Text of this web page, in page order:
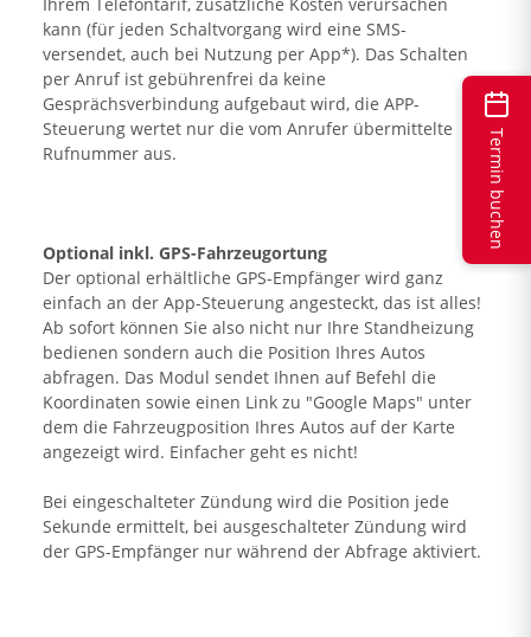
kann (für jeden Schaltvorgang wird eine SMS-
versendet, auch bei Nutzung per App*). Das Schalten
per Anruf ist gebührenfrei da keine
Gesprächsverbindung aufgebaut wird, die APP-
Steuerung wertet nur die vom Anrufer übermittelte
Rufnummer aus.
Optional inkl. GPS-Fahrzeugortung
Der optional erhältliche GPS-Empfänger wird ganz
einfach an der App-Steuerung angesteckt, das ist alles!
Ab sofort können Sie also nicht nur Ihre Standheizung
bedienen sondern auch die Position Ihres Autos
abfragen. Das Modul sendet Ihnen auf Befehl die
Koordinaten sowie einen Link zu "Google Maps" unter
dem die Fahrzeugposition Ihres Autos auf der Karte
angezeigt wird. Einfacher geht es nicht!
Bei eingeschalteter Zündung wird die Position jede
Sekunde ermittelt, bei ausgeschalteter Zündung wird
der GPS-Empfänger nur während der Abfrage aktiviert.
Termin buchen